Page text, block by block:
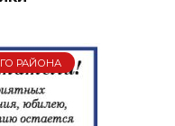
РАЙОНА